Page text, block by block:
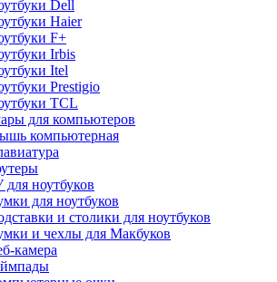
Dell
Haier
F+
Irbis
Itel
Prestigio
TCL
для компьютеров
компьютерная
для ноутбуков
для ноутбуков
и столики для ноутбуков
и чехлы для Макбуков
камера